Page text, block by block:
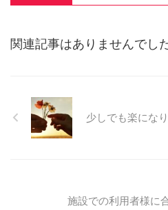
関連記事はありませんでし
少しでも楽にな
施設での利用者様に